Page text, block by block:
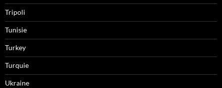
Tripoli
Tunisie
Turkey
Turquie
Ukraine